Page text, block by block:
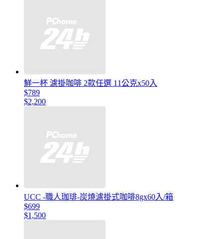
鮮一杯 濾掛咖啡 2款任選 11公克x50入
$789
$2,200
UCC -職人珈琲-炭燒濾掛式咖啡8gx60入/箱
$699
$1,500